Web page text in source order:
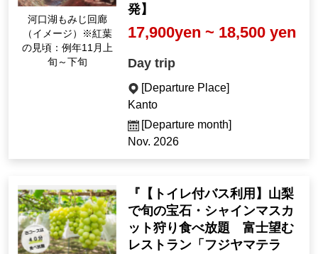
河口湖もみじ回廊
（イメージ）※紅葉
の見頃：例年11月上
旬～下旬
発】
17,900yen ~ 18,500 yen
Day trip
[Departure Place]
Kanto
[Departure month]
Nov. 2026
『【トイレ付バス利用】山梨
で旬の宝石・シャインマスカ
ット狩り食べ放題 富士望む
レストラン「フジヤマテラ